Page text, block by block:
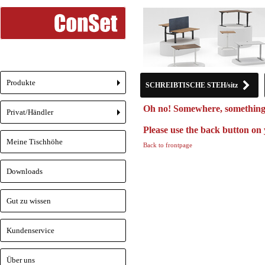
SCHREIBTISCHE STEH/sitz
Oh no! Somewhere,
Please use the back button
Back to frontpage
+
Produkte
+
Privat/Händler
Meine Tischhöhe
Downloads
Gut zu wissen
Kundenservice
Über uns